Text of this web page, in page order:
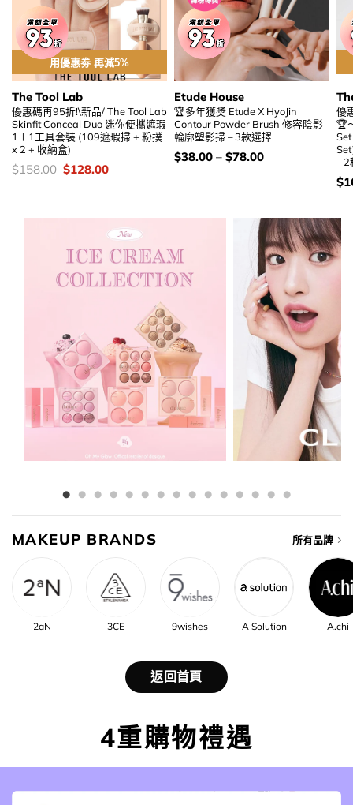
用優惠劵 再減5%
The Tool Lab
優惠碼再95折!\新品/ The Tool Lab
Skinfit Conceal Duo 迷你便攜遮瑕
1＋1工具套裝 (109遮瑕掃 + 粉撲
x 2 + 收納盒)
價
$158.00 Original
$128.00Current
Etude House
🏆多年獲奬 Etude X HyoJin
Contour Powder Brush 修容陰影
輪廓塑影掃 – 3款選擇
價
$38.00– $78.00
優
🏆
– 2
價
$
MAKEUP BRANDS 所有品牌
2aN 3CE 9wishes A Solution A.chi
返回首頁
4重購物禮遇